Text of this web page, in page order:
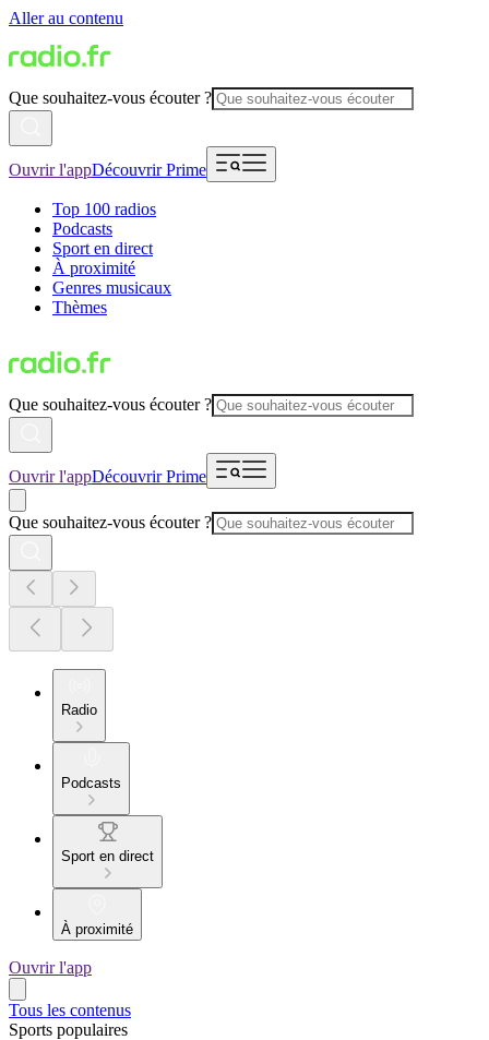
Aller au contenu
Que souhaitez-vous écouter ?
Ouvrir l'appDécouvrir Prime
Top 100 radios
Podcasts
Sport en direct
À proximité
Genres musicaux
Thèmes
Que souhaitez-vous écouter ?
Ouvrir l'appDécouvrir Prime
Que souhaitez-vous écouter ?
Radio
Podcasts
Sport en direct
À proximité
Ouvrir l'app
Tous les contenus
Sports populaires